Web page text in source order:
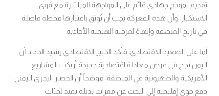
تقديم نموذج جهادي قائم على المواجهة المباشرة مع قوى
الاستكبار، وأن هذه المعركة يجب أن تُوثق باعتبارها محطة فاصلة
في تاريخ المنطقة وإنهاءً لمرحلة الهيمنة الأحادية.
أما على الصعيد الاقتصادي، فأكد الخبير الاقتصادي رشيد الحداد أن
اليمن نجح في فرض معادلة اقتصادية جديدة أربكت المشاريع
الأمريكية والصهيونية في المنطقة، موضحاً أن الحصار البحري اليمني
دفع قوى إقليمية إلى البحث عن ممرات بديلة تمتد لمئات